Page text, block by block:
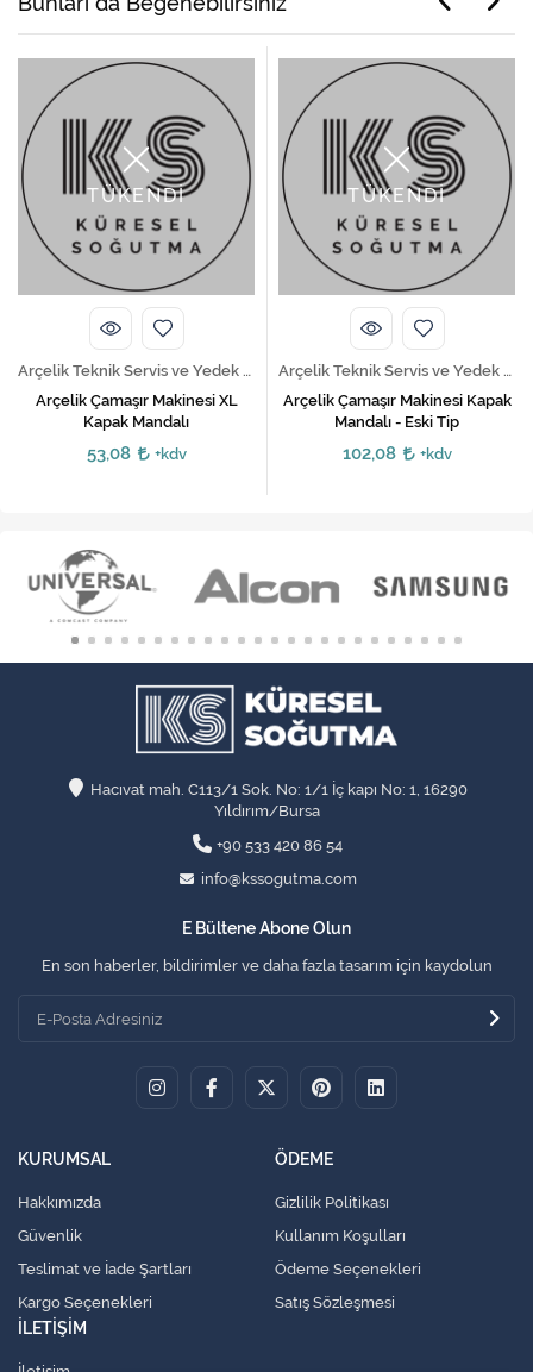
TÜKENDİ
Arçelik Teknik Servis ve Yedek Parça Hizmetleri
Arçelik Çamaşır Makinesi XL
Kapak Mandalı
53,08 +kdv
TÜKENDİ
Arçelik Teknik Servis ve Yedek Parça Hizmetleri
Arçelik Çamaşır Makinesi Kapak
Mandalı - Eski Tip
102,08 +kdv
Hacıvat mah. C113/1 Sok. No: 1/1 İç kapı No: 1, 16290
Yıldırım/Bursa
+90 533 420 86 54
info@kssogutma.com
E Bültene Abone Olun
En son haberler, bildirimler ve daha fazla tasarım için kaydolun
KURUMSAL
Hakkımızda
Güvenlik
Teslimat ve İade Şartları
Kargo Seçenekleri
ÖDEME
Gizlilik Politikası
Kullanım Koşulları
Ödeme Seçenekleri
Satış Sözleşmesi
İLETİŞİM